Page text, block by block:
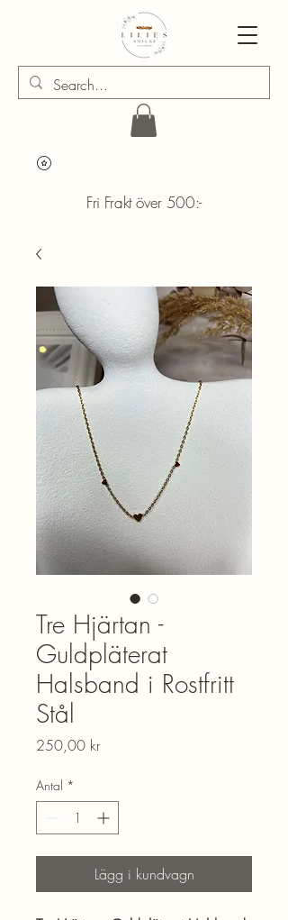
Fri Frakt över 500:-
Tre Hjärtan -
Guldpläterat
Halsband i Rostfritt
Stål
250,00 krPris
Antal *
Lägg i kundvagn